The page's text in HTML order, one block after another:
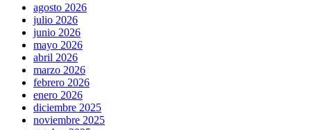
agosto 2026
julio 2026
junio 2026
mayo 2026
abril 2026
marzo 2026
febrero 2026
enero 2026
diciembre 2025
noviembre 2025